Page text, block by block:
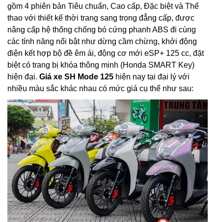
gồm 4 phiên bản Tiêu chuẩn, Cao cấp, Đặc biệt và Thể
thao với thiết kế thời trang sang trọng đẳng cấp, được
nâng cấp hệ thống chống bó cứng phanh ABS đi cùng
các tính năng nổi bật như dừng cầm chừng, khởi động
điện kết hợp bộ đề êm ái, động cơ mới eSP+ 125 cc, đặt
biệt có trang bị khóa thông minh (Honda SMART Key)
hiện đại. Giá xe SH Mode 125 hiện nay tại đại lý với
nhiều màu sắc khác nhau có mức giá cụ thể như sau: